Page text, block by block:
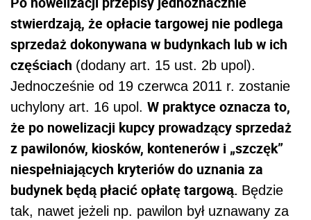
stwierdzają, że opłacie targowej nie podlega
sprzedaż dokonywana w budynkach lub w ich
częściach (dodany art. 15 ust. 2b upol).
Jednocześnie od 19 czerwca 2011 r. zostanie
uchylony art. 16 upol. W praktyce oznacza to,
że po nowelizacji kupcy prowadzący sprzedaż
z pawilonów, kiosków, kontenerów i „szczęk”
niespełniających kryteriów do uznania za
budynek będą płacić opłatę targową. Będzie
tak, nawet jeżeli np. pawilon był uznawany za